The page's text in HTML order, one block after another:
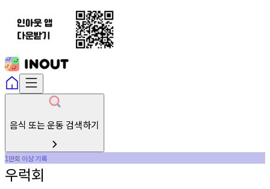
음식 또는 운동 검색하기
1만회 이상기록
우럭회